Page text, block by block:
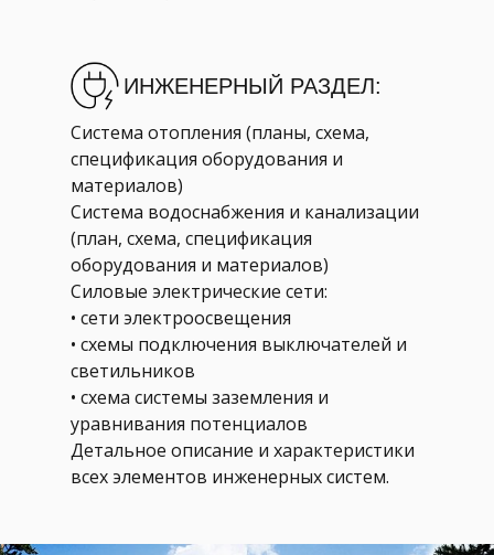
ИНЖЕНЕРНЫЙ РАЗДЕЛ:
Система отопления (планы, схема,
спецификация оборудования и
материалов)
Система водоснабжения и канализации
(план, схема, спецификация
оборудования и материалов)
Силовые электрические сети:
• сети электроосвещения
• схемы подключения выключателей и
светильников
• схема системы заземления и
уравнивания потенциалов
Детальное описание и характеристики
всех элементов инженерных систем.